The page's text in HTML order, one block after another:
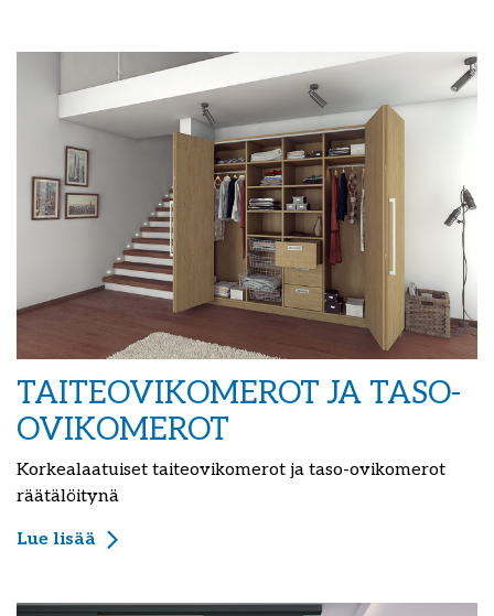
TAITEOVIKOMEROT JA TASO-
OVIKOMEROT
Korkealaatuiset taiteovikomerot ja taso-ovikomerot
räätälöitynä
Lue lisää